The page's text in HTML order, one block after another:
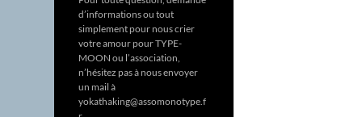
d’informations ou tout
simplement pour nous crier
votre amour pour TYPE-
MOON ou l’association,
n’hésitez pas à nous envoyer
un mail à
yokathaking@assomonotype.f